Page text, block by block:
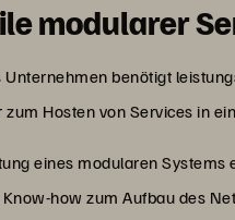
modularer
Unternehmen benötigt
zum Hosten von Services in
eines modularen
how zum Aufbau des